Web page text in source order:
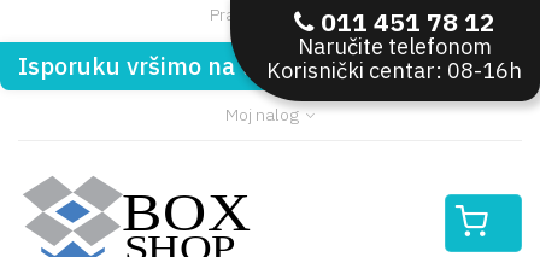
Pratite nas:
Isporuku vršimo na teritoriji Republike Srbije
Moj nalog
011 451 78 12
Naručite telefonom
Korisnički centar: 08-16h